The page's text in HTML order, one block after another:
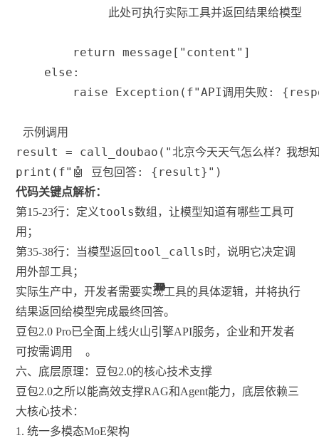
10
53
5
20
20
1
25
10
此处可执行实际工具并返回结果给模型
return message [ "content" ]
else :
raise Exception ( f"API调用失败: {
示例调用
result = call_doubao ( "北京今天天气怎么样？我想
print ( f"🤖 豆包回答: { result} " )
代码关键点解析：
第15-23行：定义tools数组，让模型知道有哪些工具可
用；
第35-38行：当模型返回 tool_calls 时，说明它决定调
用外部工具；
实际生产中，开发者需要实现工具的具体逻辑，并将执行
结果返回给模型完成最终回答。
豆包2.0 Pro已全面上线火山引擎API服务，企业和开发者
可按需调用
11
。
六、底层原理：豆包2.0的核心技术支撑
豆包2.0之所以能高效支撑RAG和Agent能力，底层依赖三
大核心技术：
1. 统一多模态MoE架构
25
22
25
30
22
10
11